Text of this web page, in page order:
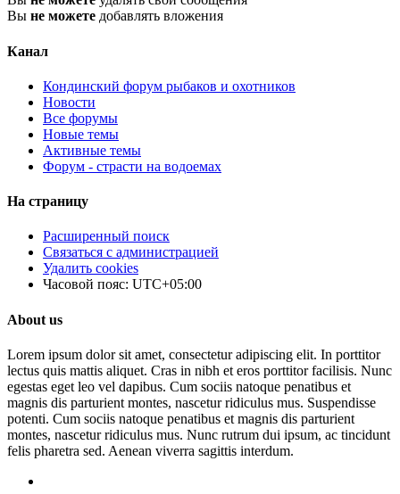
Вы не можете добавлять вложения
Канал
Кондинский форум рыбаков и охотников
Новости
Все форумы
Новые темы
Активные темы
Форум - страсти на водоемах
На страницу
Расширенный поиск
Связаться с администрацией
Удалить cookies
Часовой пояс: UTC+05:00
About us
Lorem ipsum dolor sit amet, consectetur adipiscing elit. In porttitor
lectus quis mattis aliquet. Cras in nibh et eros porttitor facilisis. Nunc
egestas eget leo vel dapibus. Cum sociis natoque penatibus et
magnis dis parturient montes, nascetur ridiculus mus. Suspendisse
potenti. Cum sociis natoque penatibus et magnis dis parturient
montes, nascetur ridiculus mus. Nunc rutrum dui ipsum, ac tincidunt
felis pharetra sed. Aenean viverra sagittis interdum.